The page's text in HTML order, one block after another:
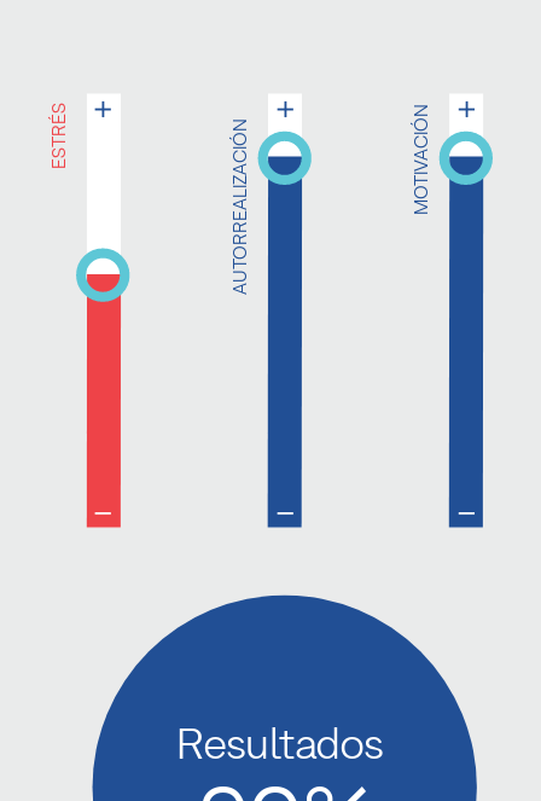
Resultados
MOTIVACIÓN
AUTORREALIZACIÓN
ESTRÉS